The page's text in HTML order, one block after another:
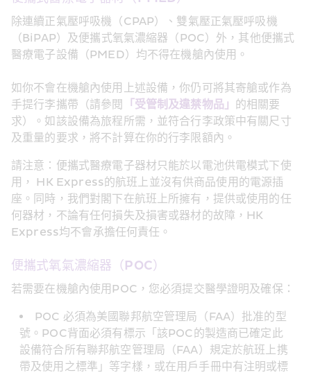
除連續正氣壓呼吸機（CPAP）、雙氣壓正氣壓呼吸機
（BiPAP）及便攜式氧氣濃縮器（POC）外，其他便攜式
醫療電子設備（PMED）均不得在機艙內使用。
如你不會在機艙內使用上述設備，你仍可將其寄艙或作為
手提行李攜帶（請參閱
「受管制及違禁物品」 的相關要
求）。如該設備為旅程所需，並符合行李政策中有關尺寸
及重量的要求，將不計算在你的行李限額內。
請注意：便攜式醫療電子器材只能於以電池供電模式下使
用， HK Express的航班上並沒有供商品使用的電源插
座。同時，我們對閣下在航班上所擁有，提供或使用的任
何器材，不論有任何損失及損害或器材的故障，HK
Express均不會承擔任何責任。
便攜式氧氣濃縮器（POC）
若需要在機艙內使用POC，您必須提交醫學證明及確保：
POC 必須為美國聯邦航空管理局（FAA）批准的型
號。POC背面必須有標示「該POC的製造商已確定此
設備符合所有聯邦航空管理局（FAA）規定於航班上携
帶及使用之標準」等字樣，或在用戶手冊中有注明或標